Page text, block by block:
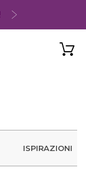
ISPIRAZIONI